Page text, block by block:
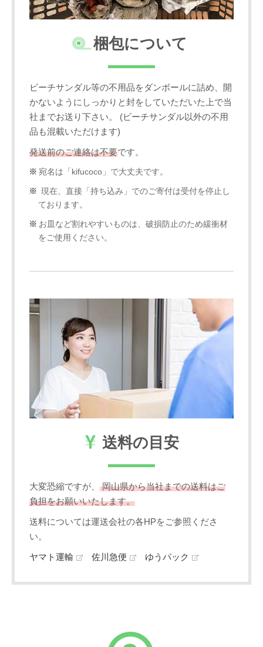
梱包について
ビーチサンダル等の不用品をダンボールに詰め、開
かないようにしっかりと封をしていただいた上で当
社までお送り下さい。 (ビーチサンダル以外の不用
品も混載いただけます)
発送前のご連絡は不要です。
宛名は「kifucoco」で大丈夫です。
現在、直接「持ち込み」でのご寄付は受付を停止し
ております。
お皿など割れやすいものは、破損防止のため緩衝材
をご使用ください。
送料の目安
大変恐縮ですが、 岡山県から当社までの送料はご
負担をお願いいたします。
送料については運送会社の各HPをご参照くださ
い。
ヤマト運輸 佐川急便 ゆうパック